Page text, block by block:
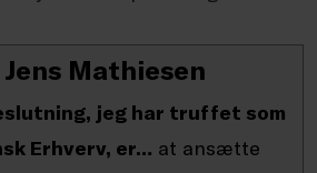
Mathiesen
jeg har truffet som
Erhverv, er… at ansætte